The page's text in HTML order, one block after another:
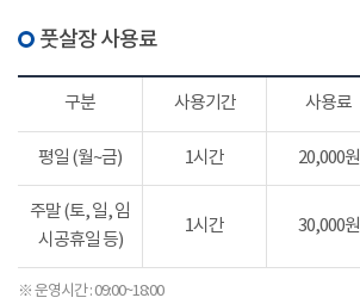
풋살장 사용료
구분 사용기간 사용료
평일 (월~금) 1시간 20,000원
주말 (토, 일, 임
시공휴일 등)
1시간 30,000원
※ 운영시간 : 09:00~18:00